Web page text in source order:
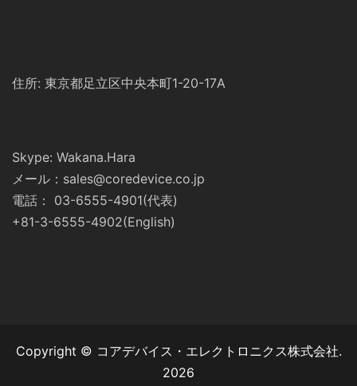
住所: 東京都足立区中央本町1-20-17A
Skype: Wakana.Hara
メール：sales@coredevice.co.jp
電話： 03-6555-4901(代表)
+81-3-6555-4902(English)
Copyright © コアデバイス・エレクトロニクス株式会社.
2026